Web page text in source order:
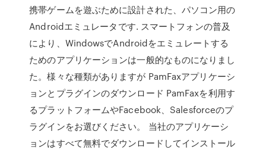
携帯ゲームを遊ぶために設計された、パソコン用の
Androidエミュレータです. スマートフォンの普及
により、WindowsでAndroidをエミュレートする
ためのアプリケーションは一般的なものになりまし
た。様々な種類がありますが PamFaxアプリケーシ
ョンとプラグインのダウンロード PamFaxを利用す
るプラットフォームやFacebook、Salesforceのプ
ラグインをお選びください。 当社のアプリケーシ
ョンはすべて無料でダウンロードしてインストール